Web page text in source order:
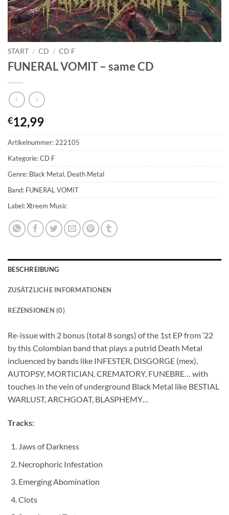
START / CD / CD F
FUNERAL VOMIT – same CD
€12,99
Artikelnummer:222105
Kategorie:CD F
Genre: Black Metal, Death Metal
Band: FUNERAL VOMIT
Label: Xtreem Music
BESCHREIBUNG
ZUSÄTZLICHE INFORMATIONEN
REZENSIONEN (0)
Re-issue with 2 bonus (total 8 songs) of the 1st EP from ’22
by this Colombian band that plays a putrid Death Metal
incluenced by bands like INFESTER, DISGORGE (mex),
AUTOPSY, MORTICIAN, CREMATORY, FUNEBRE… with
touches in the vein of underground Black Metal like BESTIAL
WARLUST, ARCHGOAT, BLASPHEMY…
Tracks:
Jaws of Darkness
Necrophoric Infestation
Emerging Abomination
Clots